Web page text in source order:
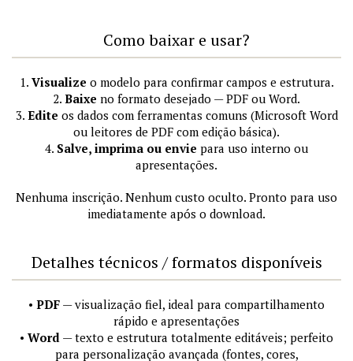
Como baixar e usar?
1. Visualize o modelo para confirmar campos e estrutura.
2. Baixe no formato desejado — PDF ou Word.
3. Edite os dados com ferramentas comuns (Microsoft Word
ou leitores de PDF com edição básica).
4. Salve, imprima ou envie para uso interno ou
apresentações.
Nenhuma inscrição. Nenhum custo oculto. Pronto para uso
imediatamente após o download.
Detalhes técnicos / formatos disponíveis
• PDF — visualização fiel, ideal para compartilhamento
rápido e apresentações
• Word — texto e estrutura totalmente editáveis; perfeito
para personalização avançada (fontes, cores,